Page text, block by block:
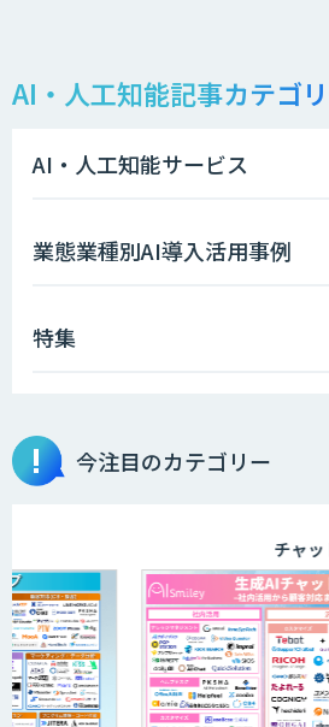
AI・人工知能記事カテゴ
AI・人工知能サービス
業態業種別AI導入活用事例
特集
今注目のカテゴリー
チャット